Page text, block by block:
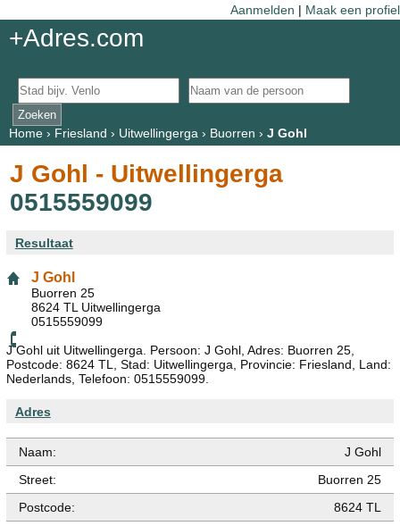
Aanmelden | Maak een profiel
+Adres.com
Home› Friesland › Uitwellingerga › Buorren › J Gohl
J Gohl - Uitwellingerga
0515559099
Resultaat
J Gohl
Buorren 25
8624 TL Uitwellingerga
0515559099
J Gohl uit Uitwellingerga. Persoon: J Gohl, Adres: Buorren 25,
Postcode: 8624 TL, Stad: Uitwellingerga, Provincie: Friesland, Land:
Nederlands, Telefoon: 0515559099.
Adres
Naam:
J Gohl
Street:
Buorren 25
Postcode:
8624 TL